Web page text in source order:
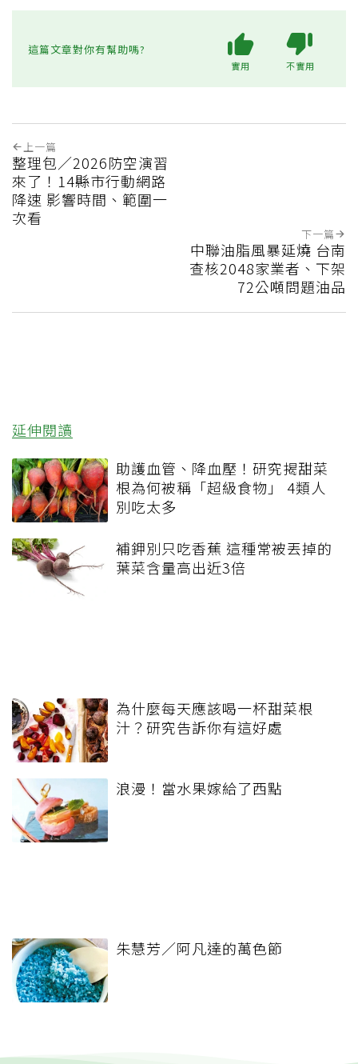
這篇文章對你有幫助嗎?
實用 不實用
上一篇
整理包／2026防空演習
來了！14縣市行動網路
降速 影響時間、範圍一
次看
下一篇
中聯油脂風暴延燒 台南
查核2048家業者、下架
72公噸問題油品
延伸閱讀
助護血管、降血壓！研究揭甜菜
根為何被稱「超級食物」 4類人
別吃太多
補鉀別只吃香蕉 這種常被丟掉的
葉菜含量高出近3倍
為什麼每天應該喝一杯甜菜根
汁？研究告訴你有這好處
浪漫！當水果嫁給了西點
朱慧芳／阿凡達的萬色節